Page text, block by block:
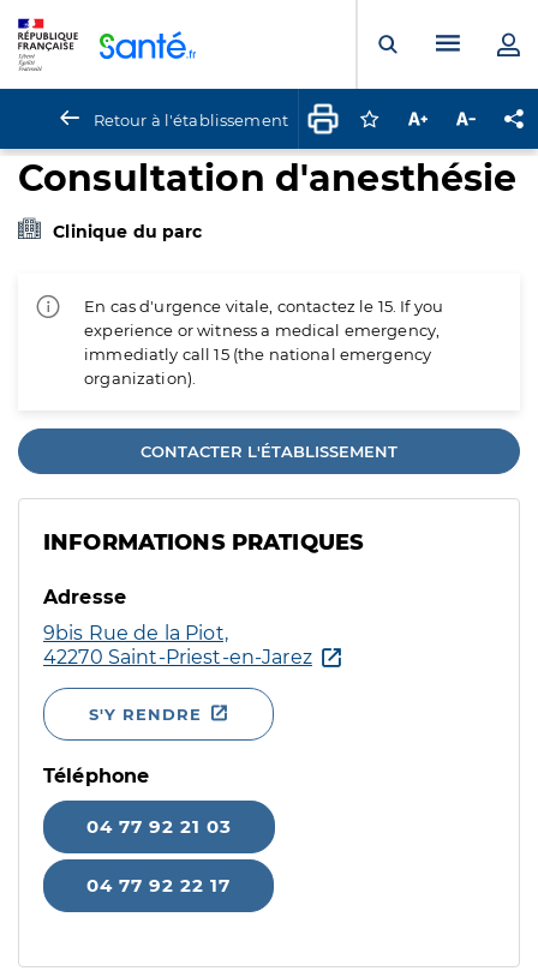
Ouvrir laMenu
Retour à l'établissement Connectez-vous
Augmenter la
Consultation d'anesthésie
Clinique du parc
En cas d'urgence vitale, contactez le 15. If you
experience or witness a medical emergency,
immediatly call 15 (the national emergency
organization).
CONTACTER L'ÉTABLISSEMENT
INFORMATIONS PRATIQUES
Adresse
9bis Rue de la Piot,
42270 Saint-Priest-en-Jarez
S'Y RENDRE
Téléphone
04 77 92 21 03
04 77 92 22 17